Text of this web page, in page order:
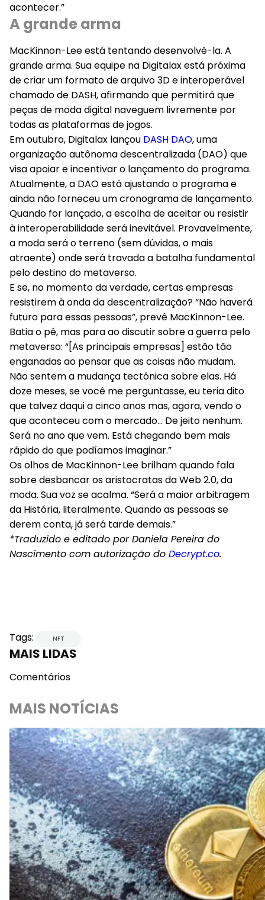
acontecer.”
A grande arma
MacKinnon-Lee está tentando desenvolvê-la. A
grande arma. Sua equipe na Digitalax está próxima
de criar um formato de arquivo 3D e interoperável
chamado de DASH, afirmando que permitirá que
peças de moda digital naveguem livremente por
todas as plataformas de jogos.
Em outubro, Digitalax lançou DASH DAO, uma
organização autônoma descentralizada (DAO) que
visa apoiar e incentivar o lançamento do programa.
Atualmente, a DAO está ajustando o programa e
ainda não forneceu um cronograma de lançamento.
Quando for lançado, a escolha de aceitar ou resistir
à interoperabilidade será inevitável. Provavelmente,
a moda será o terreno (sem dúvidas, o mais
atraente) onde será travada a batalha fundamental
pelo destino do metaverso.
E se, no momento da verdade, certas empresas
resistirem à onda da descentralização? “Não haverá
futuro para essas pessoas”, prevê MacKinnon-Lee.
Batia o pé, mas para ao discutir sobre a guerra pelo
metaverso: “[As principais empresas] estão tão
enganadas ao pensar que as coisas não mudam.
Não sentem a mudança tectônica sobre elas. Há
doze meses, se você me perguntasse, eu teria dito
que talvez daqui a cinco anos mas, agora, vendo o
que aconteceu com o mercado… De jeito nenhum.
Será no ano que vem. Está chegando bem mais
rápido do que podíamos imaginar.”
Os olhos de MacKinnon-Lee brilham quando fala
sobre desbancar os aristocratas da Web 2.0, da
moda. Sua voz se acalma. “Será a maior arbitragem
da História, literalmente. Quando as pessoas se
derem conta, já será tarde demais.”
*Traduzido e editado por Daniela Pereira do
Nascimento com autorização do Decrypt.co.
Tags: NFT
MAIS LIDAS
Comentários
MAIS NOTÍCIAS